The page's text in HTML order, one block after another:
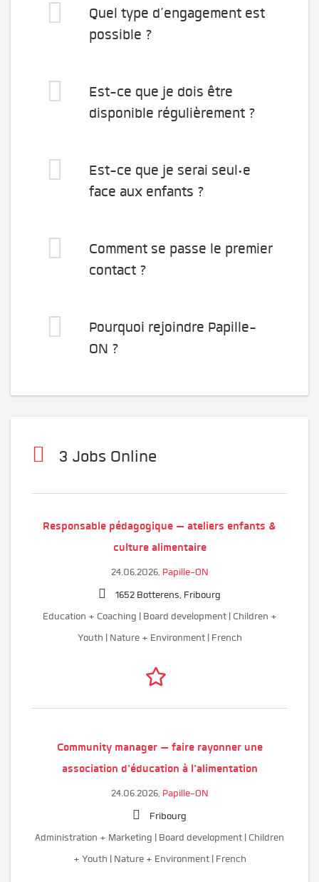
Quel type d’engagement est
possible ?
Est-ce que je dois être
disponible régulièrement ?
Est-ce que je serai seul·e
face aux enfants ?
Comment se passe le premier
contact ?
Pourquoi rejoindre Papille-
ON ?
3 Jobs Online
Responsable pédagogique — ateliers enfants &
culture alimentaire
24.06.2026, Papille-ON
1652 Botterens, Fribourg
Education + Coaching | Board development | Children +
Youth | Nature + Environment | French
Community manager — faire rayonner une
association d'éducation à l'alimentation
24.06.2026, Papille-ON
Fribourg
Administration + Marketing | Board development | Children
+ Youth | Nature + Environment | French